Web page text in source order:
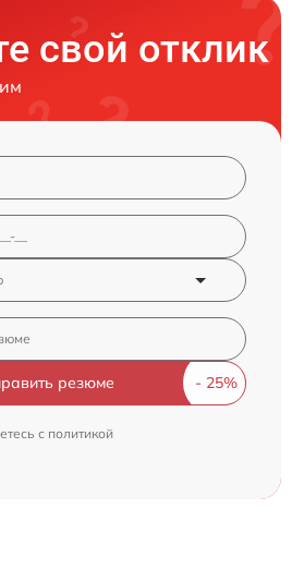
свой отклик
резюме
с политикой